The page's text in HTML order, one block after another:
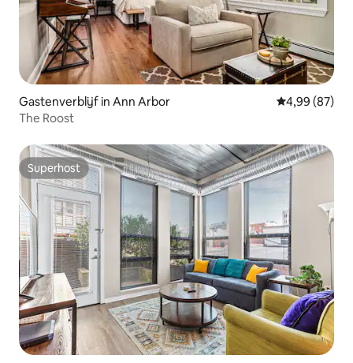
Gastenverblijf in Ann Arbor Gemiddelde
4,99 (87)
The Roost
Superhost
Superhost